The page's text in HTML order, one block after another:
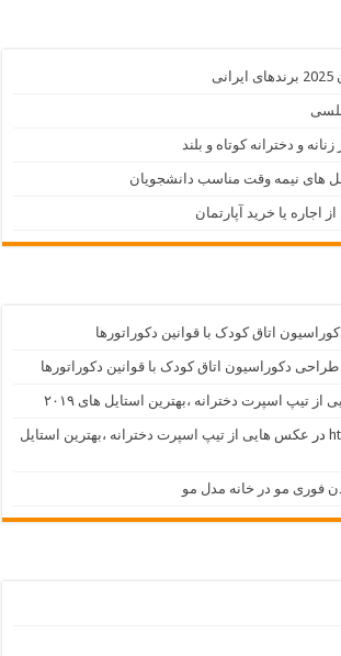
و دخترانه کوتاه و بلند
های نیمه وقت مناسب دانشجویان
اجاره یا خرید آپارتمان
اتاق کودک با قوانین دکوراتورها
طراحی دکوراسیون اتاق کودک با قوانین دکوراتورها
تیپ اسپرت دخترانه ،بهترین استایل های ۲۰۱۹
در عکس هایی از تیپ اسپرت دخترانه ،بهترین استایل
فوری مو در خانه مدل مو